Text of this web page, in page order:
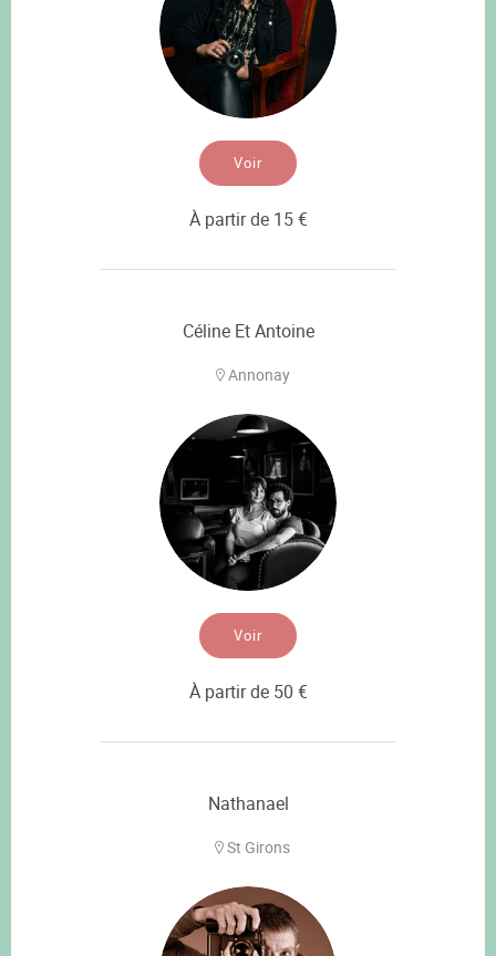
Voir
À partir de 15 €
Céline Et Antoine
Annonay
Voir
À partir de 50 €
Nathanael
St Girons